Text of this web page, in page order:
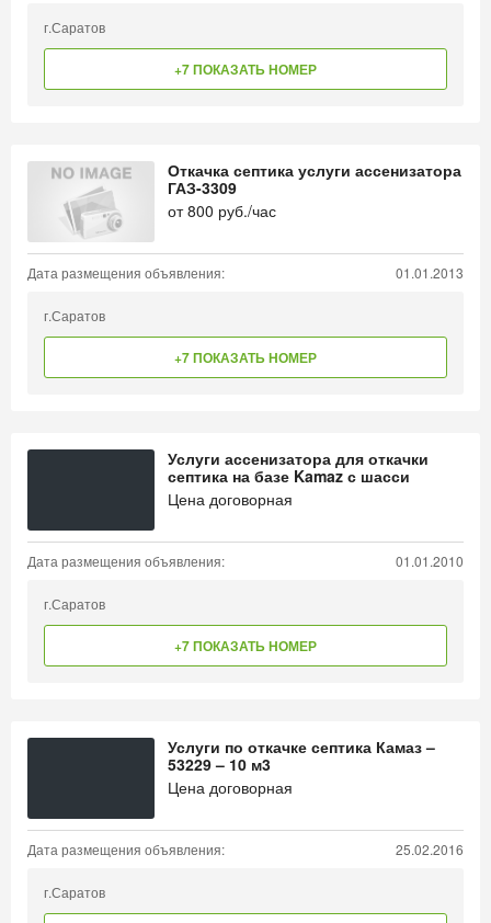
г.Саратов
+7 ПОКАЗАТЬ НОМЕР
Откачка септика услуги ассенизатора
ГАЗ-3309
от800 руб./час
Дата размещения объявления: 01.01.2013
г.Саратов
+7 ПОКАЗАТЬ НОМЕР
Услуги ассенизатора для откачки
септика на базе Kamaz с шасси
Цена договорная
Дата размещения объявления: 01.01.2010
г.Саратов
+7 ПОКАЗАТЬ НОМЕР
Услуги по откачке септика Камаз –
53229 – 10 м3
Цена договорная
Дата размещения объявления: 25.02.2016
г.Саратов